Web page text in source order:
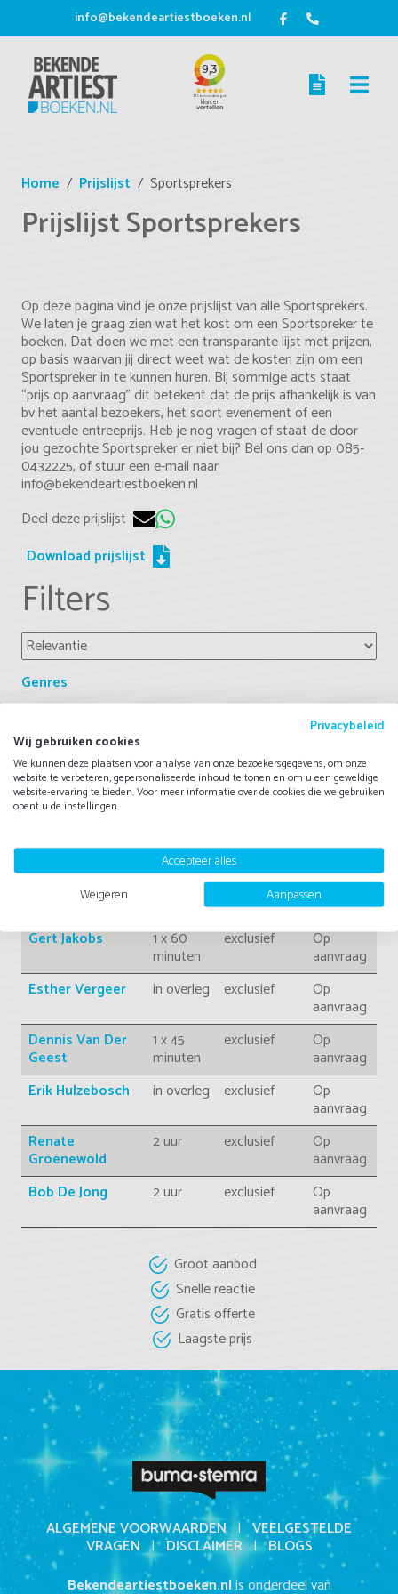
info@bekendeartiestboeken.nl
Home Prijslijst Sportsprekers
Prijslijst Sportsprekers
Op deze pagina vind je onze prijslijst van alle Sportsprekers.
We laten je graag zien wat het kost om een Sportspreker te
boeken. Dat doen we met een transparante lijst met prijzen,
op basis waarvan jij direct weet wat de kosten zijn om een
Sportspreker in te kunnen huren. Bij sommige acts staat
“prijs op aanvraag” dit betekent dat de prijs afhankelijk is van
bv het aantal bezoekers, het soort evenement of een
eventuele entreeprijs. Heb je nog vragen of staat de door
jou gezochte Sportspreker er niet bij? Bel ons dan op 085-
0432225, of stuur een e-mail naar
info@bekendeartiestboeken.nl
Deel deze prijslijst
Download prijslijst
Filters
Genres
Naam
Tijdsduur Geluid
Jacqueline
Kuperus
in overleg exclusief Op
aanvraag
aanvraag
Richard Krajicek
in overleg exclusief Op
aanvraag
Gert Jakobs
1 x 60
minuten
exclusief Op
aanvraag
Esther Vergeer
in overleg exclusief Op
aanvraag
Dennis Van Der
Geest
1 x 45
minuten
exclusief Op
aanvraag
Erik Hulzebosch
in overleg exclusief Op
aanvraag
Renate
Groenewold
2 uur exclusief Op
aanvraag
Bob De Jong
2 uur exclusief Op
aanvraag
Groot aanbod
Snelle reactie
Gratis offerte
Laagste prijs
ALGEMENE VOORWAARDEN|VEELGESTELDE
VRAGEN|DISCLAIMER|BLOGS
Bekendeartiestboeken.nlis onderdeel van
Privacybeleid
Wij gebruiken cookies
We kunnen deze plaatsen voor analyse van onze bezoekersgegevens, om onze
website te verbeteren, gepersonaliseerde inhoud te tonen en om u een geweldige
website-ervaring te bieden. Voor meer informatie over de cookies die we gebruiken
opent u de instellingen.
Accepteer alles
Weigeren
Aanpassen